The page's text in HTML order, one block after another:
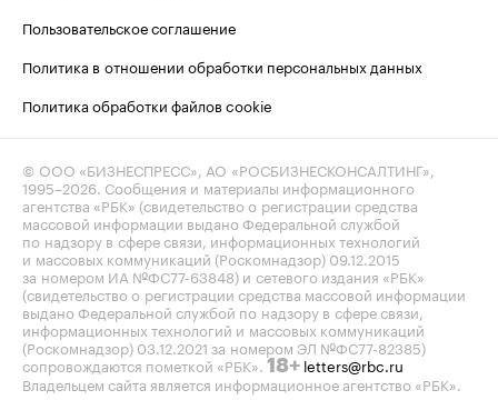
Пользовательское соглашение
Политика в отношении обработки персональных данных
Политика обработки файлов cookie
© ООО «БИЗНЕСПРЕСС», АО «РОСБИЗНЕСКОНСАЛТИНГ»,
1995–2026 . Сообщения и материалы информационного
агентства «РБК» (свидетельство о регистрации средства
массовой информации выдано Федеральной службой
по надзору в сфере связи, информационных технологий
и массовых коммуникаций (Роскомнадзор) 09.12.2015
за номером ИА №ФС77-63848) и сетевого издания «РБК»
(свидетельство о регистрации средства массовой информации
выдано Федеральной службой по надзору в сфере связи,
информационных технологий и массовых коммуникаций
(Роскомнадзор) 03.12.2021 за номером ЭЛ №ФС77-82385)
сопровождаются пометкой «РБК». 18+ letters@rbc.ru
Владельцем сайта является информационное агентство «РБК».